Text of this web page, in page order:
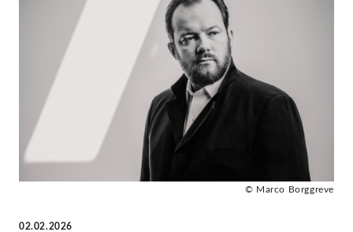
Hauptkategorien
Klassische
Musik
© Marco Borggreve
02.02.2026